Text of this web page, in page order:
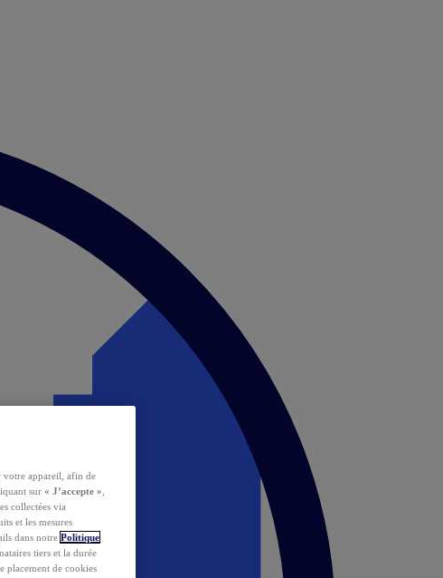
votre appareil, afin de
sur « J’accepte »
collectées via
et les mesures
dans notre Politique
tiers et la durée
placement de cookies